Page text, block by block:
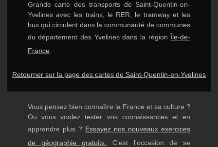
Grande carte des transports de Saint-Quentin-en-
Yvelines avec les trains, le RER, le tramway et les
bus qui circulent dans la communauté de communes
du département des Yvelines dans la région Île-de-
France
Retourner sur la page des cartes de Saint-Quentin-en-Yvelines
Vous pensez bien connaître la France et sa culture ?
Ou vous voulez tester vos connaissances et en
apprendre plus ? Essayez nos nouveaux exercices
de géographie gratuits.
C'est l'occasion de se